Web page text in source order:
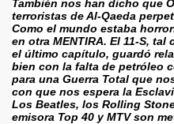
También nos han dicho que
terroristas de Al-Qaeda
Como el mundo estaba
en otra MENTIRA. El 11-S,
el último capítulo, guardó
bien con la falta de petróleo
para una Guerra Total que
con que nos espera la
Los Beatles, los Rolling
emisora Top 40 y MTV son